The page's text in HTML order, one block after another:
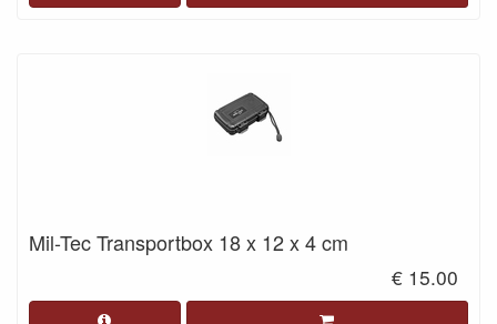
Mil-Tec Transportbox 18 x 12 x 4 cm
€ 15.00